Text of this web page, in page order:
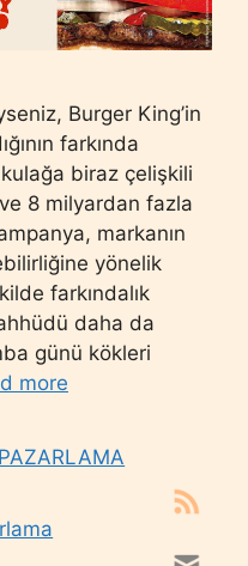
Burger King’in
farkında
biraz çelişkili
8 milyardan fazla
markanın
yönelik
farkındalık
daha da
günü kökleri
more
PAZARLAMA